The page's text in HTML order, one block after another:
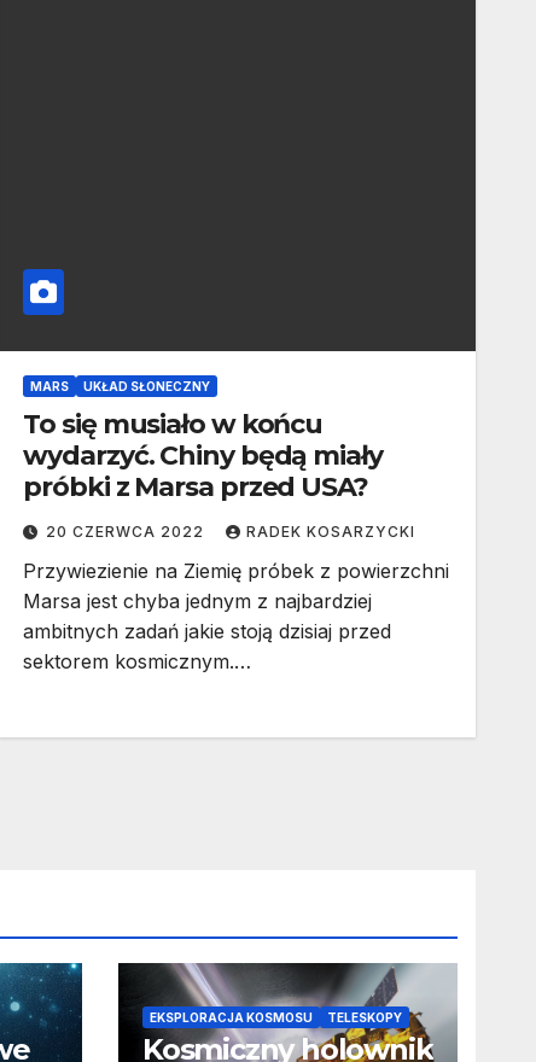
MARS UKŁAD SŁONECZNY
To się musiało w końcu
wydarzyć. Chiny będą miały
próbki z Marsa przed USA?
20 CZERWCA 2022 RADEK KOSARZYCKI
Przywiezienie na Ziemię próbek z powierzchni
Marsa jest chyba jednym z najbardziej
ambitnych zadań jakie stoją dzisiaj przed
sektorem kosmicznym.…
EKSPLORACJA KOSMOSU TELESKOPY
Kosmiczny holownik